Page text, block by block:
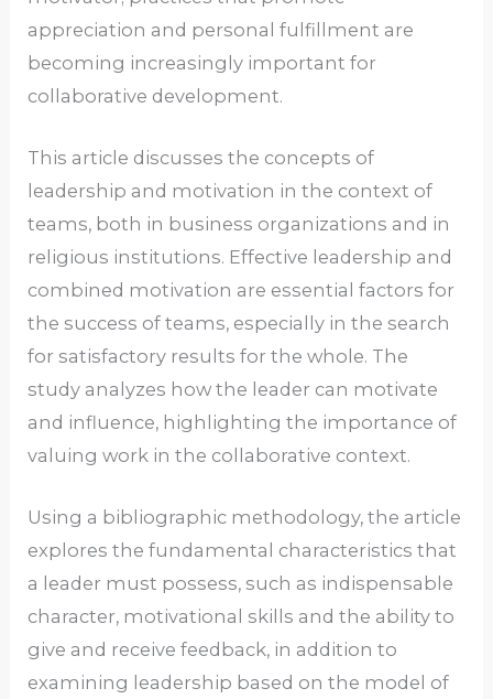
appreciation and personal fulfillment are
becoming increasingly important for
collaborative development.
This article discusses the concepts of
leadership and motivation in the context of
teams, both in business organizations and in
religious institutions. Effective leadership and
combined motivation are essential factors for
the success of teams, especially in the search
for satisfactory results for the whole. The
study analyzes how the leader can motivate
and influence, highlighting the importance of
valuing work in the collaborative context.
Using a bibliographic methodology, the article
explores the fundamental characteristics that
a leader must possess, such as indispensable
character, motivational skills and the ability to
give and receive feedback, in addition to
examining leadership based on the model of